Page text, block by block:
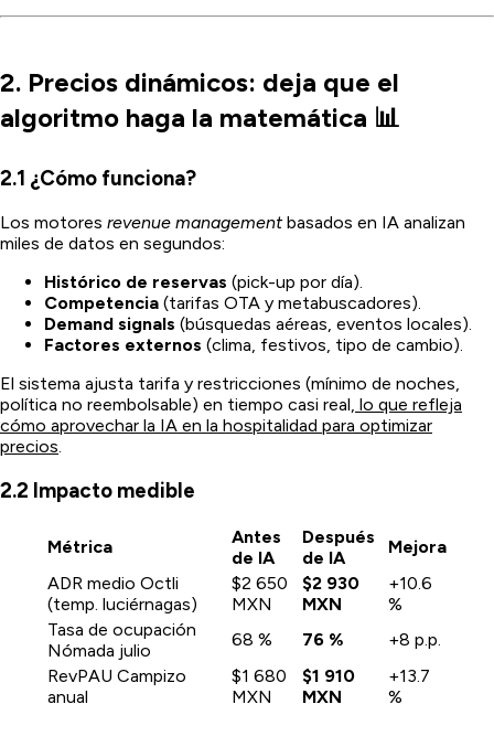
2. Precios dinámicos: deja que el
algoritmo haga la matemática 📊
2.1 ¿Cómo funciona?
Los motores revenue managementbasados en IA analizan
miles de datos en segundos:
Histórico de reservas (pick-up por día).
Competencia (tarifas OTA y metabuscadores).
Demand signals (búsquedas aéreas, eventos locales).
Factores externos (clima, festivos, tipo de cambio).
El sistema ajusta tarifa y restricciones (mínimo de noches,
política no reembolsable) en tiempo casi real, lo que refleja
cómo aprovechar la IA en la hospitalidad para optimizar
precios.
2.2 Impacto medible
Métrica
Antes
de IA
Después
de IA
Mejora
ADR medio Octli
(temp. luciérnagas)
$2 650
MXN
$2 930
MXN
+10.6
%
Tasa de ocupación
Nómada julio
68 % 76 %
+8 p.p.
RevPAU Campizo
anual
$1 680
MXN
$1 910
MXN
+13.7
%